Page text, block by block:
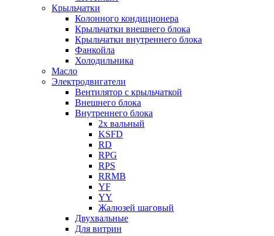
Крыльчатки
Колонного кондиционера
Крыльчатки внешнего блока
Крыльчатки внутреннего блока
Фанкойла
Холодильника
Масло
Электродвигатели
Вентилятор с крыльчаткой
Внешнего блока
Внутреннего блока
2х вальный
KSFD
RD
RPG
RPS
RRMB
YF
YY
Жалюзей шаговый
Двухвальные
Для витрин